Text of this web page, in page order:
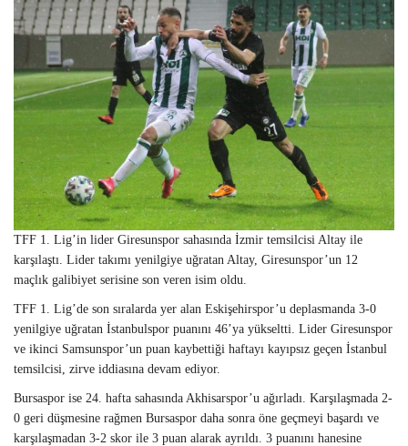
TFF 1. Lig’in lider Giresunspor sahasında İzmir temsilcisi Altay ile
karşılaştı. Lider takımı yenilgiye uğratan Altay, Giresunspor’un 12
maçlık galibiyet serisine son veren isim oldu.
TFF 1. Lig’de son sıralarda yer alan Eskişehirspor’u deplasmanda 3-0
yenilgiye uğratan İstanbulspor puanını 46’ya yükseltti. Lider Giresunspor
ve ikinci Samsunspor’un puan kaybettiği haftayı kayıpsız geçen İstanbul
temsilcisi, zirve iddiasına devam ediyor.
Bursaspor ise 24. hafta sahasında Akhisarspor’u ağırladı. Karşılaşmada 2-
0 geri düşmesine rağmen Bursaspor daha sonra öne geçmeyi başardı ve
karşılaşmadan 3-2 skor ile 3 puan alarak ayrıldı. 3 puanını hanesine